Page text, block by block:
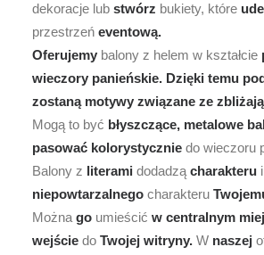
dekoracje lub stwórz bukiety, które
przestrzeń eventową.
Oferujemy balony z helem w kształcie
wieczory panieńskie. Dzięki temu
zostaną motywy związane ze
Mogą to być błyszczące, metalowe
pasować kolorystycznie do wieczoru
Balony z literami dodadzą charakteru i
niepowtarzalnego charakteru
Można go umieścić w centralnym
wejście do Twojej witryny. W naszej